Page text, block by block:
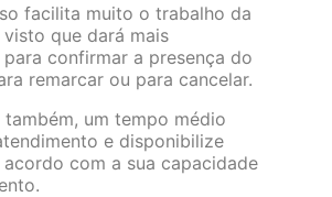
facilita muito o trabalho da
visto que dará mais
confirmar a presença do
remarcar ou para cancelar.
também, um tempo médio
e disponibilize
com a sua capacidade